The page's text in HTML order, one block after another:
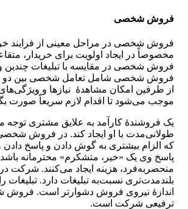
فروش شخصی
فروش شخصی در مراحل معینی از فرایند
مخصوصاً در ایجاد اولویت برای خریدار،
فروش شخصی در مقایسه با تبلیغات چندین
فروش شخصی شامل تعامل شخصی بین دو
از طرفین امکان مشاهدۀ نیازها و
موجب می‌شود تا اقدام لازم سریعاً صورت
یک فروشندۀ کارآمد به علایق مشتری توجه
طولانی‌مدت با او ایجاد کند. در فروش
که الزام بیشتری به گوش دادن و پاسخ دادن
پاسخ وی یک «خیر، متشکرم» محترمانه
منحصربه‌فرد، هزینه ایجاد می‌کنند. شرکت
بلندمدت‌تری نسبت‌به تبلیغات دارد. تبلیغات
اندازۀ نیروی فروش دشوارتر است. فروش
ترفیعی شرکت است.